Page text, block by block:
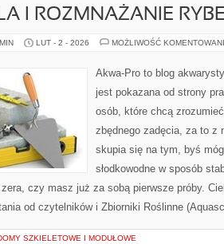
I ROZMNAŻANIE
LUT - 2 - 2026 MOŻLIWOŚĆ
Akwa-Pro to blog
jest pokazana od strony
osób, które chcą
zbędnego zadęcia, za to z
skupia się na tym, byś
słodkowodne w sposób
czy masz już za sobą pierwsze próby.
od czytelników i Zbiorniki Roślinne
SZKIELETOWE I MODUŁOWE